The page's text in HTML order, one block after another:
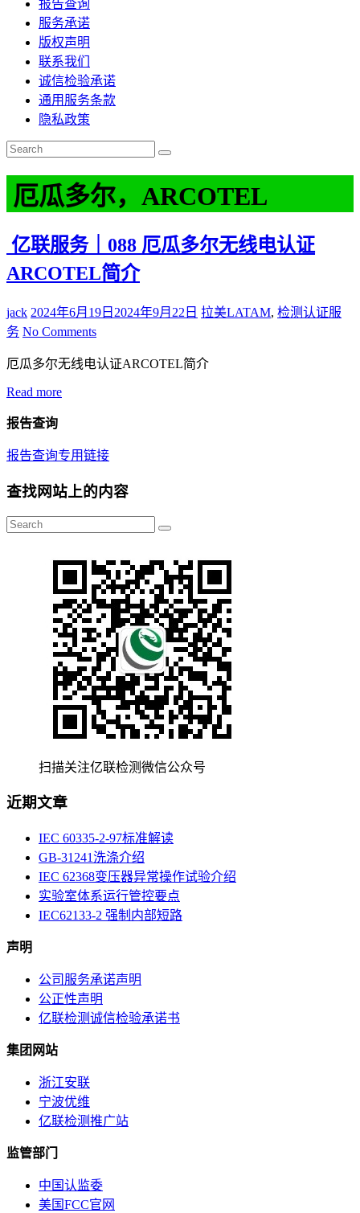
报告查询
服务承诺
版权声明
联系我们
诚信检验承诺
通用服务条款
隐私政策
厄瓜多尔，ARCOTEL
亿联服务｜088 厄瓜多尔无线电认证
ARCOTEL简介
jack 2024年6月19日 2024年9月22日 拉美LATAM, 检测认证服
务 No Comments
厄瓜多尔无线电认证ARCOTEL简介
Read more
报告查询
报告查询专用链接
查找网站上的内容
扫描关注亿联检测微信公众号
近期文章
IEC 60335-2-97标准解读
GB-31241洗涤介绍
IEC 62368变压器异常操作试验介绍
实验室体系运行管控要点
IEC62133-2 强制内部短路
声明
公司服务承诺声明
公正性声明
亿联检测诚信检验承诺书
集团网站
浙江安联
宁波优维
亿联检测推广站
监管部门
中国认监委
美国FCC官网